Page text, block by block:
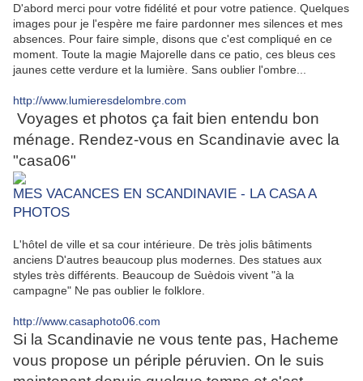
D'abord merci pour votre fidélité et pour votre patience. Quelques
images pour je l'espère me faire pardonner mes silences et mes
absences. Pour faire simple, disons que c'est compliqué en ce
moment. Toute la magie Majorelle dans ce patio, ces bleus ces
jaunes cette verdure et la lumière. Sans oublier l'ombre...
http://www.lumieresdelombre.com
Voyages et photos ça fait bien entendu bon
ménage. Rendez-vous en Scandinavie avec la
"casa06"
MES VACANCES EN SCANDINAVIE - LA CASA A
PHOTOS
L'hôtel de ville et sa cour intérieure. De très jolis bâtiments
anciens D'autres beaucoup plus modernes. Des statues aux
styles très différents. Beaucoup de Suèdois vivent "à la
campagne" Ne pas oublier le folklore.
http://www.casaphoto06.com
Si la Scandinavie ne vous tente pas, Hacheme
vous propose un périple péruvien. On le suis